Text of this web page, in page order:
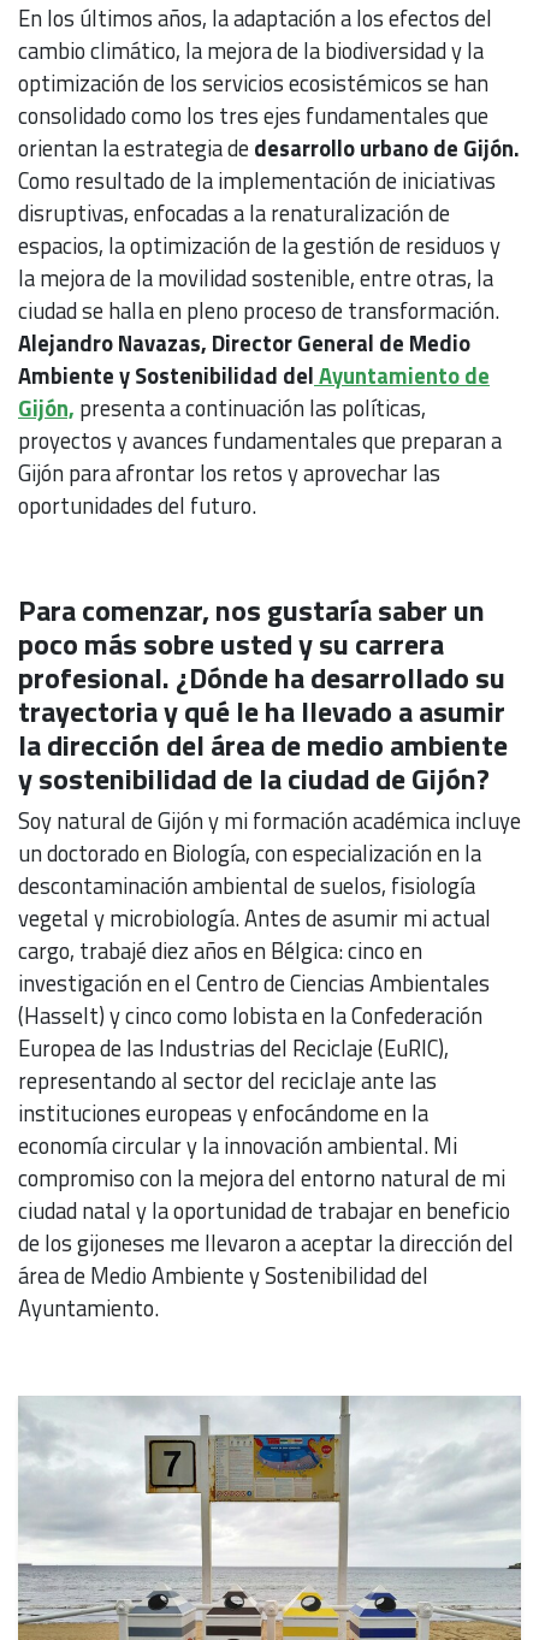
En los últimos años, la adaptación a los efectos del
cambio climático, la mejora de la biodiversidad y la
optimización de los servicios ecosistémicos se han
consolidado como los tres ejes fundamentales que
orientan la estrategia dedesarrollo urbano de Gijón.
Como resultado de la implementación de iniciativas
disruptivas, enfocadas a la renaturalización de
espacios, la optimización de la gestión de residuos y
la mejora de la movilidad sostenible, entre otras, la
ciudad se halla en pleno proceso de transformación.
Alejandro Navazas, Director General de Medio
Ambiente y Sostenibilidad delAyuntamiento de
Gijón, presenta a continuación las políticas,
proyectos y avances fundamentales que preparan a
Gijón para afrontar los retos y aprovechar las
oportunidades del futuro.
Para comenzar, nos gustaría saber un
poco más sobre usted y su carrera
profesional. ¿Dónde ha desarrollado su
trayectoria y qué le ha llevado a asumir
la dirección del área de medio ambiente
y sostenibilidad de la ciudad de Gijón?
Soy natural de Gijón y mi formación académica incluye
un doctorado en Biología, con especialización en la
descontaminación ambiental de suelos, fisiología
vegetal y microbiología. Antes de asumir mi actual
cargo, trabajé diez años en Bélgica: cinco en
investigación en el Centro de Ciencias Ambientales
(Hasselt) y cinco como lobista en la Confederación
Europea de las Industrias del Reciclaje (EuRIC),
representando al sector del reciclaje ante las
instituciones europeas y enfocándome en la
economía circular y la innovación ambiental. Mi
compromiso con la mejora del entorno natural de mi
ciudad natal y la oportunidad de trabajar en beneficio
de los gijoneses me llevaron a aceptar la dirección del
área de Medio Ambiente y Sostenibilidad del
Ayuntamiento.